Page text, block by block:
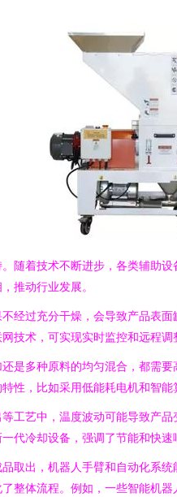
随着技术不断进步，各类辅助
推动行业发展。
经过充分干燥，会导致产品表
技术，可实现实时监控和远程调
是多种原料的均匀混合，都需
，比如采用低能耗电机和智能
工艺中，温度波动可能导致产
代冷却设备，强调了节能和快
取出，机器人手臂和自动化系
整体流程。例如，一些智能机